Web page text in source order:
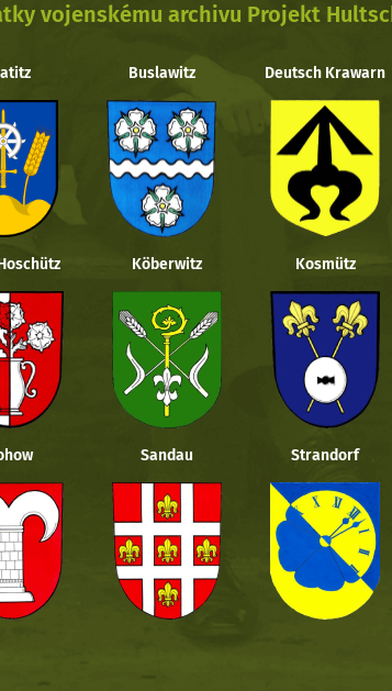
vojenskému archivu Projekt
Buslawitz Deutsch Krawarn
Köberwitz Kosmütz
Sandau Strandorf